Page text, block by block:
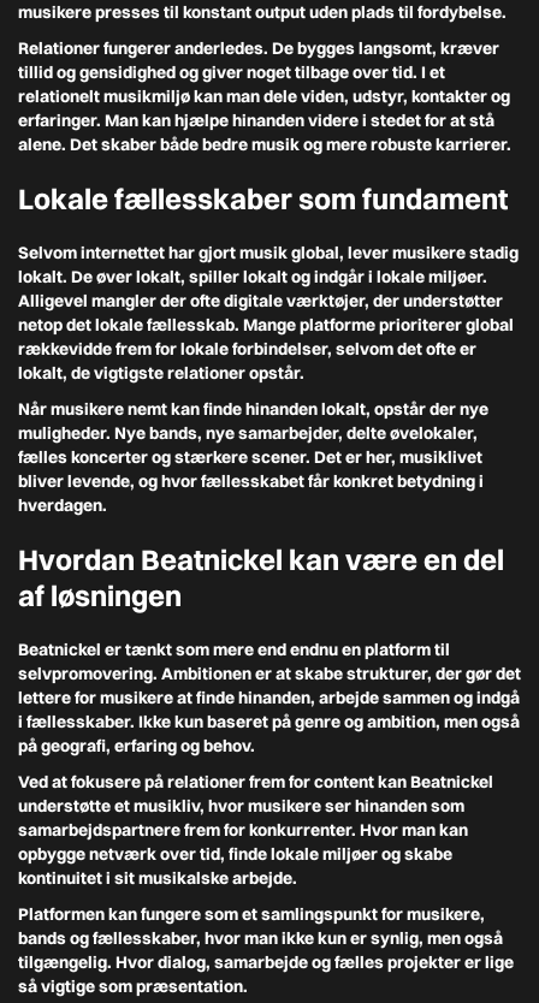
musikere presses til konstant output uden plads til fordybelse.
Relationer fungerer anderledes. De bygges langsomt, kræver
tillid og gensidighed og giver noget tilbage over tid. I et
relationelt musikmiljø kan man dele viden, udstyr, kontakter og
erfaringer. Man kan hjælpe hinanden videre i stedet for at stå
alene. Det skaber både bedre musik og mere robuste karrierer.
Lokale fællesskaber som fundament
Selvom internettet har gjort musik global, lever musikere stadig
lokalt. De øver lokalt, spiller lokalt og indgår i lokale miljøer.
Alligevel mangler der ofte digitale værktøjer, der understøtter
netop det lokale fællesskab. Mange platforme prioriterer global
rækkevidde frem for lokale forbindelser, selvom det ofte er
lokalt, de vigtigste relationer opstår.
Når musikere nemt kan finde hinanden lokalt, opstår der nye
muligheder. Nye bands, nye samarbejder, delte øvelokaler,
fælles koncerter og stærkere scener. Det er her, musiklivet
bliver levende, og hvor fællesskabet får konkret betydning i
hverdagen.
Hvordan Beatnickel kan være en del
af løsningen
Beatnickel er tænkt som mere end endnu en platform til
selvpromovering. Ambitionen er at skabe strukturer, der gør det
lettere for musikere at finde hinanden, arbejde sammen og indgå
i fællesskaber. Ikke kun baseret på genre og ambition, men også
på geografi, erfaring og behov.
Ved at fokusere på relationer frem for content kan Beatnickel
understøtte et musikliv, hvor musikere ser hinanden som
samarbejdspartnere frem for konkurrenter. Hvor man kan
opbygge netværk over tid, finde lokale miljøer og skabe
kontinuitet i sit musikalske arbejde.
Platformen kan fungere som et samlingspunkt for musikere,
bands og fællesskaber, hvor man ikke kun er synlig, men også
tilgængelig. Hvor dialog, samarbejde og fælles projekter er lige
så vigtige som præsentation.